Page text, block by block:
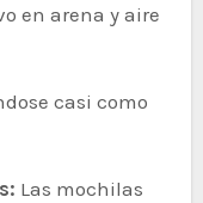
en arena y aire
casi como
Las mochilas